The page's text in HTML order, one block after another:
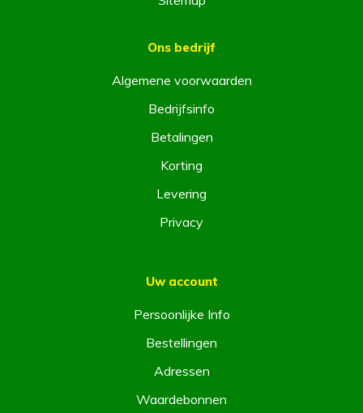
Ons bedrijf
Algemene voorwaarden
Bedrijfsinfo
Betalingen
Korting
Levering
Privacy
Uw account
Persoonlijke Info
Bestellingen
Adressen
Waardebonnen